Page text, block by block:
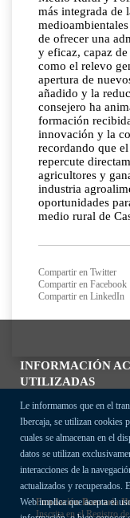
INFORMACIÓN
UTILIZADAS
Le informamos que en el
Ibercaja, se utilizan cookies
cuales se almacenan en el
datos se utilizan
interacciones de la
actualizados y recuperados.
Web implica que acepta el
más integrada de
de ofrecer una
y eficaz, capaz
como el relevo
apertura de
añadido y la
consejero ha
formación
innovación y la
recordando que
repercute
agricultores y
industria
oportunidades
medio rural de
Compartir en Twitter
Compartir en Facebook
Compartir en LinkedIn
Fundación Bancaria
Inscrita en el Registro